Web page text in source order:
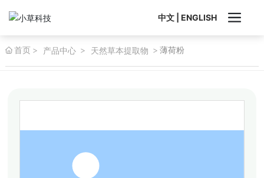
中文 ENGLISH
首页 产品中心 天然草本提取物 薄荷粉